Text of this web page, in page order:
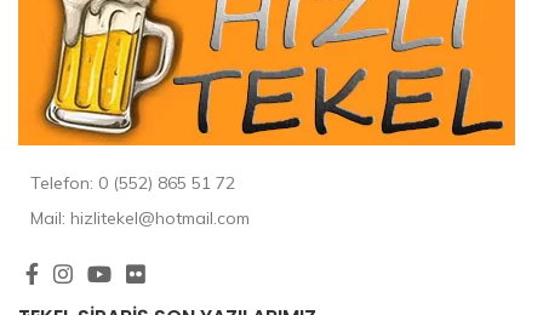
Telefon: 0 (552) 865 51 72
Mail: hizlitekel@hotmail.com